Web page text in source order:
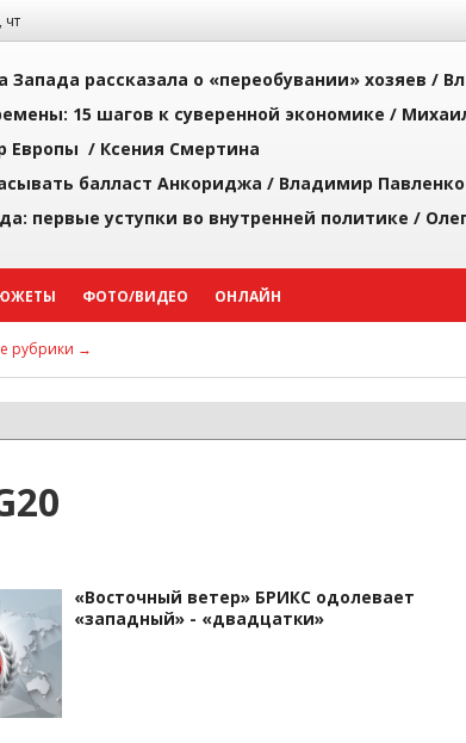
чт
Запада рассказала о «переобувании» хозяев /
15 шагов к суверенной экономике /
Европы / Ксения Смертина
балласт Анкориджа / Владимир Павленко
первые уступки во внутренней политике /
ФОТО/ВИДЕО ОНЛАЙН
рубрики →
«Восточный ветер» БРИКС одолевает
«западный» - «двадцатки»